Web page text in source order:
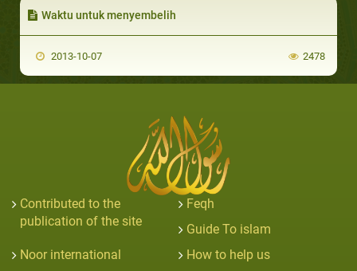
Waktu untuk menyembelih
2013-10-07 2478
Contributed to the
publication of the site
Feqh
Guide To islam
Noor international
How to help us